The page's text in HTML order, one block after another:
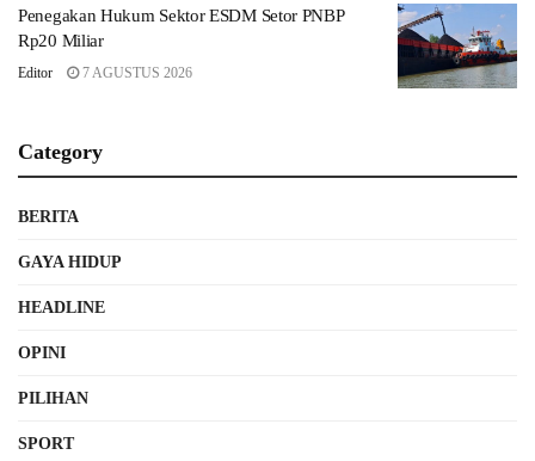
Penegakan Hukum Sektor ESDM Setor PNBP
Rp20 Miliar
Editor 7 AGUSTUS 2026
Category
BERITA
GAYA HIDUP
HEADLINE
OPINI
PILIHAN
SPORT